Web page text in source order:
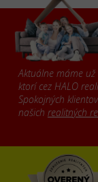
Aktuálne máme
ktorí cez HALO
Spokojných
našich realitných